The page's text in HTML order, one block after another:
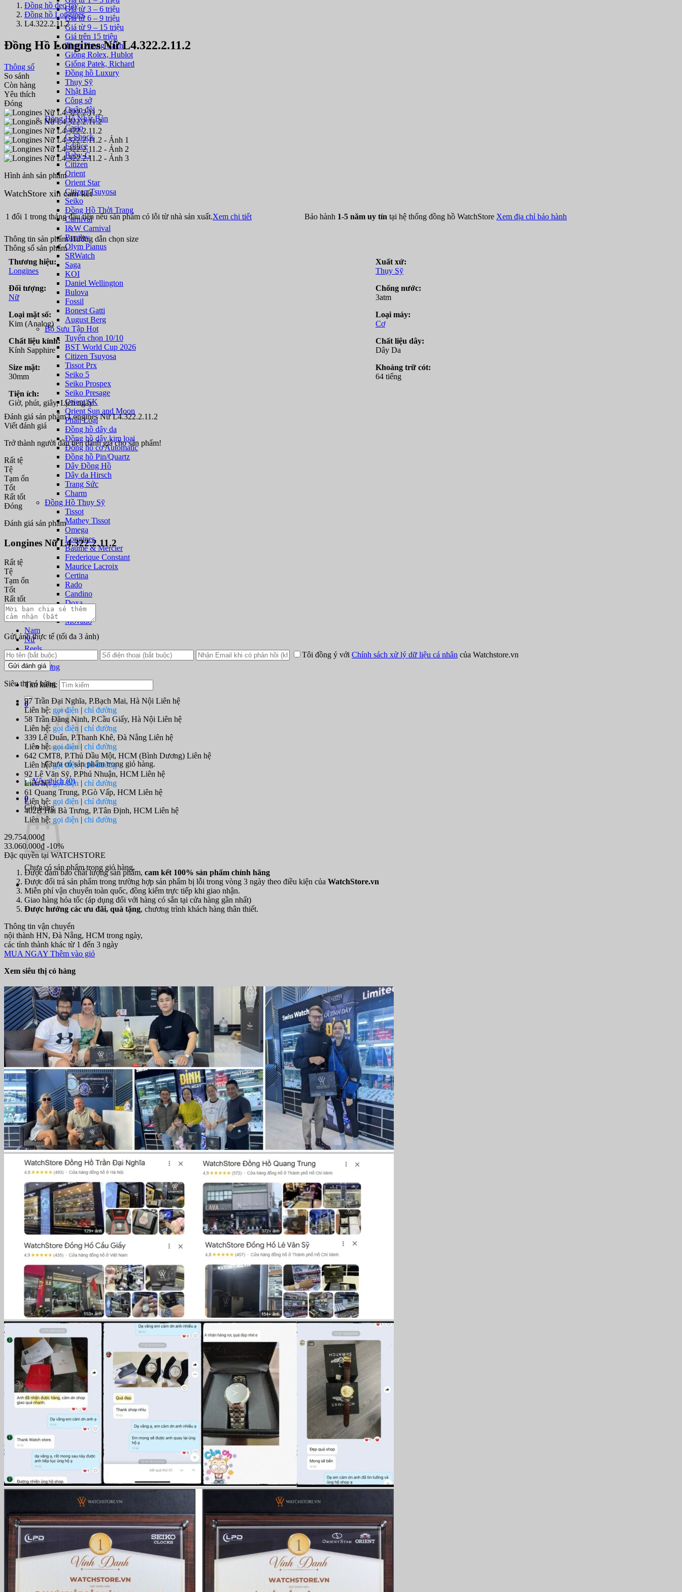
Giá từ 3 – 6 triệu
Giá từ 6 – 9 triệu
Giá từ 9 – 15 triệu
Giá trên 15 triệu
Theo Phong Cách
Giống Rolex, Hublot
Giống Patek, Richard
Đồng hồ Luxury
Thụy Sỹ
Nhật Bản
Công sở
Quân đội
Đồng Hồ Nhật Bản
Casio
G-Shock
Edifice
Baby-G
Citizen
Orient
Orient Star
Citizen Tsuyosa
Seiko
Đồng Hồ Thời Trang
Carnival
I&W Carnival
Bentley
Olym Pianus
SRWatch
Saga
KOI
Daniel Wellington
Bulova
Fossil
Bonest Gatti
August Berg
Bộ Sưu Tập Hot
Tuyển chọn 10/10
BST World Cup 2026
Citizen Tsuyosa
Tissot Prx
Seiko 5
Seiko Prospex
Seiko Presage
Orient SK
Orient Sun and Moon
Phân Loại
Đồng hồ dây da
Đồng hồ dây kim loại
Đồng hồ cơ Automatic
Đồng hồ Pin/Quartz
Dây Đồng Hồ
Dây da Hirsch
Trang Sức
Charm
Đồng Hồ Thụy Sỹ
Tissot
Mathey Tissot
Omega
Longines
Baume & Mercier
Frederique Constant
Maurice Lacroix
Certina
Rado
Candino
Doxa
Titoni
Movado
Nam
Nữ
Reels
Để bàn
Treo tường
Tìm kiếm:
0
Chưa có sản phẩm trong giỏ hàng.
(0)
0
Giỏ hàng
Chưa có sản phẩm trong giỏ hàng.
Đồng hồ đeo tay
Đồng hồ Longines
L4.322.2.11.2
Đồng Hồ Longines Nữ L4.322.2.11.2
Thông số
So sánh
Còn hàng
Yêu thích
Đóng
Hình ảnh sản phẩm
WatchStore xin cam kết
1 đổi 1 trong tháng đầu tiên nếu sản phẩm có lỗi từ nhà sản xuất.Xem chi tiết Bảo hành 1-5 năm uy tín tại hệ thống đồng hồ WatchStore Xem địa chỉ bảo hành
Thông tin sản phẩm Hướng dẫn chọn size
Thông số sản phẩm
Thương hiệu:
Longines
Xuất xứ:
Thụy Sỹ
Đối tượng:
Nữ
Chống nước:
3atm
Loại mặt số:
Kim (Analog)
Loại máy:
Cơ
Chất liệu kính:
Kính Sapphire
Chất liệu dây:
Dây Da
Size mặt:
30mm
Khoảng trữ cót:
64 tiếng
Tiện ích:
Giờ, phút, giây, Lịch ngày
Đánh giá sản phẩm Longines Nữ L4.322.2.11.2
Viết đánh giá
Trở thành người đầu tiên đánh giá cho sản phẩm!
Rất tệ
Tệ
Tạm ổn
Tốt
Rất tốt
Đóng
Đánh giá sản phẩm
Longines Nữ L4.322.2.11.2
Rất tệ
Tệ
Tạm ổn
Tốt
Rất tốt
Gửi ảnh thực tế (tối đa 3 ảnh)
Tôi đồng ý với Chính sách xử lý dữ liệu cá nhân của Watchstore.vn
Gửi đánh giá
Siêu thị có hàng
97 Trần Đại Nghĩa, P.Bạch Mai, Hà Nội Liên hệ
Liên hệ: gọi điện | chỉ đường
58 Trần Đăng Ninh, P.Cầu Giấy, Hà Nội Liên hệ
Liên hệ: gọi điện | chỉ đường
339 Lê Duẩn, P.Thanh Khê, Đà Nẵng Liên hệ
Liên hệ: gọi điện | chỉ đường
642 CMT8, P.Thủ Dầu Một, HCM (Bình Dương) Liên hệ
Liên hệ: gọi điện|chỉ đường
92 Lê Văn Sỹ, P.Phú Nhuận, HCM Liên hệ
Liên hệ: gọi điện | chỉ đường
61 Quang Trung, P.Gò Vấp, HCM Liên hệ
Liên hệ: gọi điện | chỉ đường
402B Hai Bà Trưng, P.Tân Định, HCM Liên hệ
Liên hệ: gọi điện | chi đường
29.754.000₫
33.060.000₫ -10%
Đặc quyền tại WATCHSTORE
Được đảm bảo chất lượng sản phẩm, cam kết 100% sản phẩm chính hãng
Được đổi trả sản phẩm trong trường hợp sản phẩm bị lỗi trong vòng 3 ngày theo điều kiện của WatchStore.vn
Miễn phí vận chuyển toàn quốc, đồng kiểm trực tiếp khi giao nhận.
Giao hàng hỏa tốc (áp dụng đối với hàng có sẵn tại cửa hàng gần nhất)
Được hưởng các ưu đãi, quà tặng, chương trình khách hàng thân thiết.
Thông tin vận chuyển
nội thành HN, Đà Nẵng, HCM trong ngày,
các tỉnh thành khác từ 1 đến 3 ngày
MUA NGAY Thêm vào giỏ
Xem siêu thị có hàng